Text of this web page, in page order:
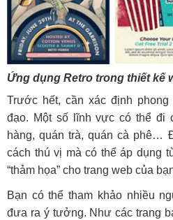
Ứng dụng Retro trong thiết kế
Trước hết, cần xác định phong
đạo. Một số lĩnh vực có thể đi
hàng, quán trà, quán cà phê…
cách thú vị mà có thể áp dụng
“thảm họa” cho trang web của
Bạn có thể tham khảo nhiều
đưa ra ý tưởng. Như các trang